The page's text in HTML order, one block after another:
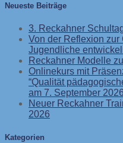
Neueste Beiträge
3. Reckahner
Von der Reflexion
Jugendliche
Reckahner Modelle
Onlinekurs mit
“Qualität
am 7. September
Neuer Reckahner
2026
Kategorien